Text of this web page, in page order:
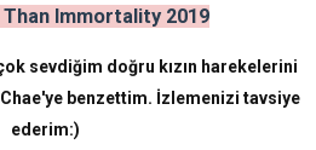
Immortality 2019
sevdiğim doğru kızın harekelerini
benzettim. İzlemenizi tavsiye
ederim:)